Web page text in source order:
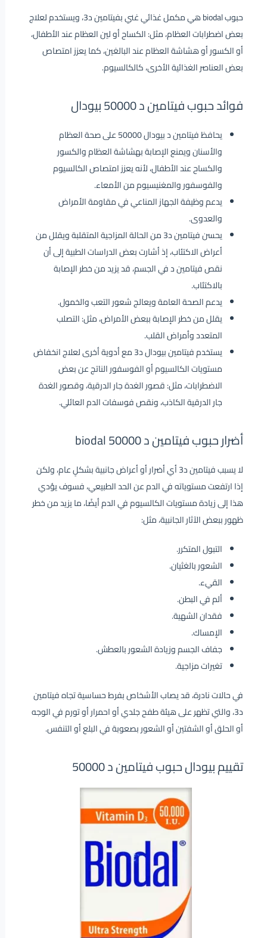
حبوب biodal
هي مكمل غذائي غني بفيتامين د3، ويستخدم لعلاج
بعض اضطرابات العظام، مثل: الكساح أو لين العظام عند الأطفال،
أو الكسور أو هشاشة العظام عند البالغين، كما يعزز امتصاص
بعض العناصر الغذائية الأخرى، كالكالسيوم.
فوائد حبوب فيتامين د 50000 بيودال
يحافظ فيتامين د بيودال 50000 على صحة العظام
والأسنان ويمنع الإصابة بهشاشة العظام والكسور
والكساح عند الأطفال، لأنه يعزز امتصاص الكالسيوم
والفوسفور والمغنيسيوم من الأمعاء.
يدعم وظيفة الجهاز المناعي في مقاومة الأمراض
والعدوى.
يحسن فيتامين د3 من الحالة المزاجية المتقلبة ويقلل من
أعراض الاكتئاب، إذ أشارت بعض الدراسات الطبية إلى أن
نقص فيتامين د في الجسم، قد يزيد من خطر الإصابة
بالاكتئاب.
يدعم الصحة العامة ويعالج شعور التعب والخمول.
يقلل من خطر الإصابة ببعض الأمراض، مثل: التصلب
المتعدد وأمراض القلب.
يستخدم فيتامين بيودال د3 مع أدوية أخرى لعلاج انخفاض
مستويات الكالسيوم أو الفوسفور الناتج عن بعض
الاضطرابات، مثل: قصور الغدة جار الدرقية، وقصور الغدة
جار الدرقية الكاذب، ونقص فوسفات الدم العائلي.
أضرار حبوب فيتامين د 50000 biodal
لا يسبب فيتامين د3 أي أضرار أو أعراض جانبية بشكلٍ عام، ولكن
إذا ارتفعت مستوياته في الدم عن الحد الطبيعي، فسوف يؤدي
هذا إلى زيادة مستويات الكالسيوم في الدم أيضًا، ما يزيد من خطر
ظهور ببعض الآثار الجانبية، مثل:
التبول المتكرر.
الشعور بالغثيان.
القيء.
ألم في البطن.
فقدان الشهية.
الإمساك.
جفاف الجسم وزيادة الشعور بالعطش.
تغيرات مزاجية.
في حالات نادرة، قد يصاب الأشخاص بفرط حساسية تجاه فيتامين
د3، والتي تظهر على هيئة طفح جلدي أو احمرار أو تورم في الوجه
أو الحلق أو الشفتين أو الشعور بصعوبة في البلع أو التنفس.
تقييم بيودال حبوب فيتامين د 50000